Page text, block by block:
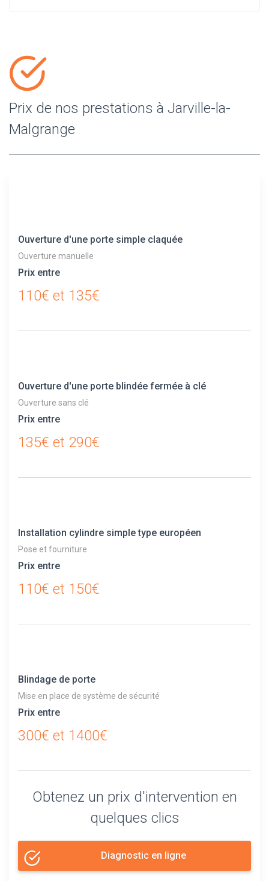
Prix de nos prestations à Jarville-la-
Malgrange
Ouverture d'une porte simple claquée
Ouverture manuelle
Prix entre
110€ et 135€
Ouverture d'une porte blindée fermée à clé
Ouverture sans clé
Prix entre
135€ et 290€
Installation cylindre simple type européen
Pose et fourniture
Prix entre
110€ et 150€
Blindage de porte
Mise en place de système de sécurité
Prix entre
300€ et 1400€
Obtenez un prix d'intervention en
quelques clics
Diagnostic en ligne